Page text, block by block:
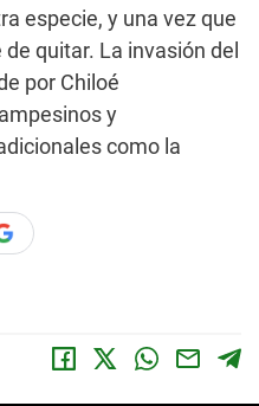
especie, y una vez que
quitar. La invasión del
por Chiloé
y
como la